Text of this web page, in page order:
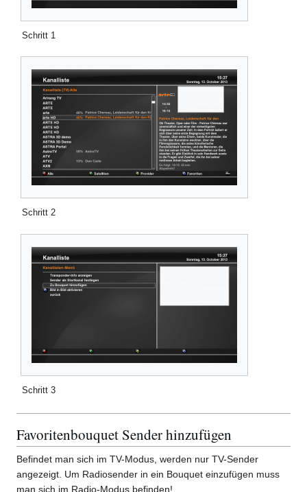
Schritt 1
Schritt 2
Schritt 3
Favoritenbouquet Sender hinzufügen
Befindet man sich im TV-Modus, werden nur TV-Sender
angezeigt. Um Radiosender in ein Bouquet einzufügen muss
man sich im Radio-Modus befinden!